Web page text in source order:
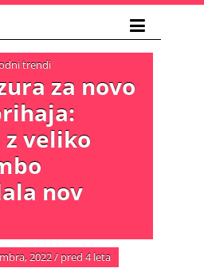
trendi
za novo
z veliko
nov
2022/ pred 4 leta